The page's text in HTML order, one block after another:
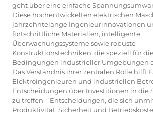
geht über eine einfache
Diese hochentwickelten elektrischen
jahrzehntelange Ingenieurinnovationen
fortschrittliche Materialien, intelligente
Überwachungssysteme sowie robuste
Konstruktionstechniken, die speziell für
Bedingungen industrieller Umgebungen
Das Verständnis ihrer zentralen Rolle hilft
Elektroingenieuren und industriellen
Entscheidungen über Investitionen in die
zu treffen – Entscheidungen, die sich
Produktivität, Sicherheit und